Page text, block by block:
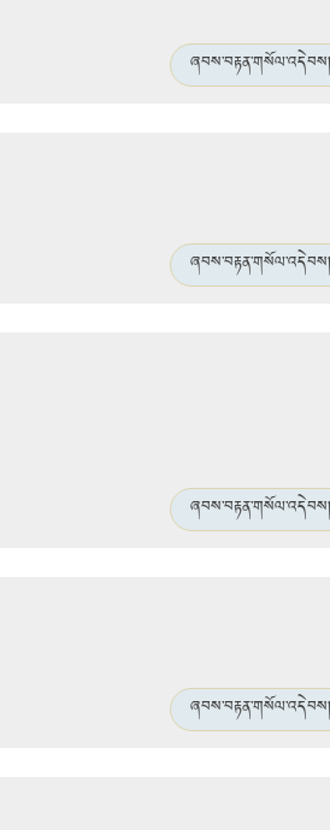
ཞབས་བརྟན་གསོལ་འདེབས།
ཞབས་བརྟན་གསོལ་འདེབས།
ཞབས་བརྟན་གསོལ་འདེབས།
ཞབས་བརྟན་གསོལ་འདེབས།